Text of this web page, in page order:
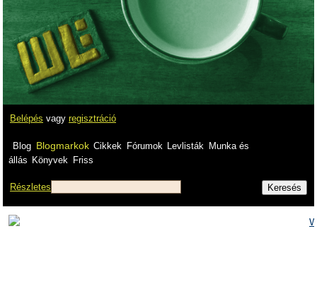
Belépés vagy regisztráció
Blog Blogmarkok Cikkek Fórumok Levlisták
Munka és
állás Könyvek Friss
Részletes